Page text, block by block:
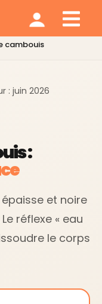
cambouis
: juin 2026
:
et noire
réflexe « eau
le corps